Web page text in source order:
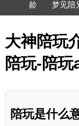
龄
梦见陪
大神陪玩
陪玩-陪
陪玩是什么